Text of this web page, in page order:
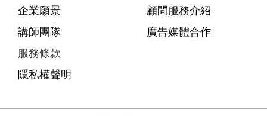
企業願景
講師團隊
服務條款
隱私權聲明
顧問服務介紹
廣告媒體合作